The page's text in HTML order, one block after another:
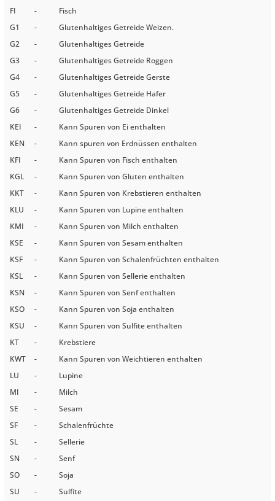
FI
-
Fisch
G1
-
Glutenhaltiges Getreide Weizen.
G2
-
Glutenhaltiges Getreide
G3
-
Glutenhaltiges Getreide Roggen
G4
-
Glutenhaltiges Getreide Gerste
G5
-
Glutenhaltiges Getreide Hafer
G6
-
Glutenhaltiges Getreide Dinkel
KEI
-
Kann Spuren von Ei enthalten
KEN
-
Kann spuren von Erdnüssen enthalten
KFI
-
Kann Spuren von Fisch enthalten
KGL
-
Kann Spuren von Gluten enthalten
KKT
-
Kann Spuren von Krebstieren enthalten
KLU
-
Kann Spuren von Lupine enthalten
KMI
-
Kann Spuren von Milch enthalten
KSE
-
Kann Spuren von Sesam enthalten
KSF
-
Kann Spuren von Schalenfrüchten enthalten
KSL
-
Kann Spuren von Sellerie enthalten
KSN
-
Kann Spuren von Senf enthalten
KSO
-
Kann Spuren von Soja enthalten
KSU
-
Kann Spuren von Sulfite enthalten
KT
-
Krebstiere
KWT
-
Kann Spuren von Weichtieren enthalten
LU
-
Lupine
MI
-
Milch
SE
-
Sesam
SF
-
Schalenfrüchte
SL
-
Sellerie
SN
-
Senf
SO
-
Soja
SU
- Sulfite